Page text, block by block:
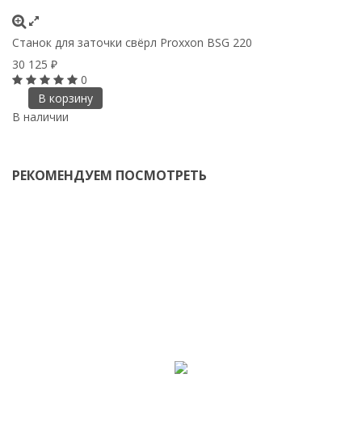
Станок для заточки свёрл Proxxon BSG 220
30 125 ₽
0
В корзину
В наличии
РЕКОМЕНДУЕМ ПОСМОТРЕТЬ